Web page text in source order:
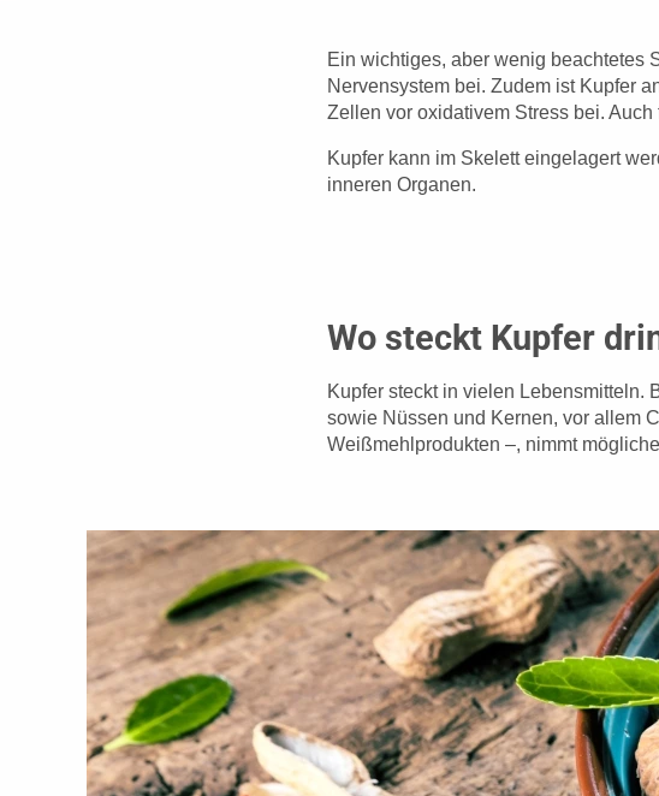
Ein wichtiges, aber wenig beachtetes
Nervensystem bei. Zudem ist Kupfer
Zellen vor oxidativem Stress bei.
Kupfer kann im Skelett eingelagert
inneren Organen.
Wo steckt Kupfer
Kupfer steckt in vielen Lebensmitteln.
sowie Nüssen und Kernen, vor allem
Weißmehlprodukten –, nimmt